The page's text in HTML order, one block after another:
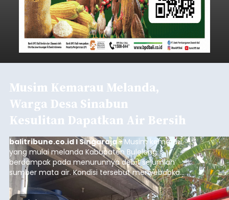
Musim Kemarau Melanda,
Warga Desa Sinabun
Kesulitan Dapatkan Air Bersih
balitribune.co.id I Singaraja -Musim kemarau
yang mulai melanda Kabupaten Buleleng
berdampak pada menurunnya debit sejumlah
sumber mata air. Kondisi tersebut menyebabkan
warga di beberapa desa mulai mengalami
kesulitan mendapatkan air bersih, terutama